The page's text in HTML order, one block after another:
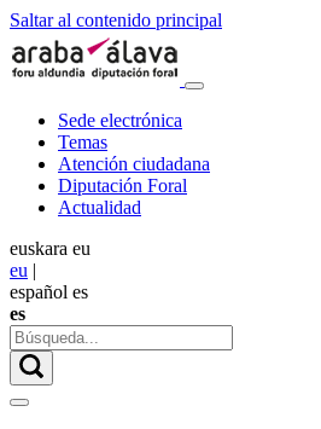
Saltar al contenido principal
Sede electrónica
Temas
Atención ciudadana
Diputación Foral
Actualidad
euskara eu
eu |
español es
es